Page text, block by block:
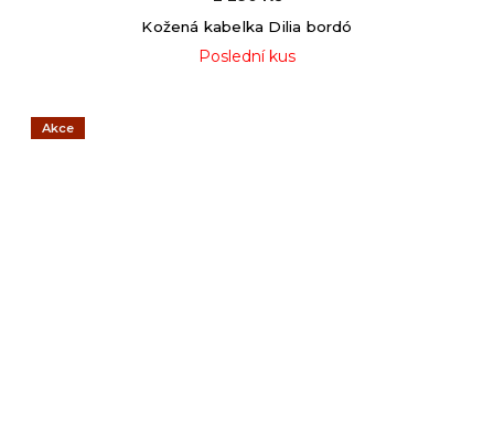
Kožená kabelka Dilia bordó
Poslední kus
Akce